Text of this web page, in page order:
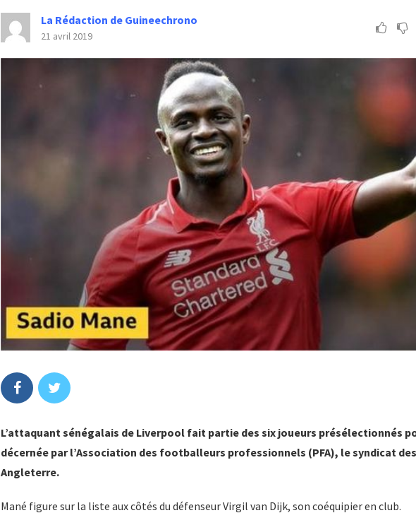
La Rédaction de Guineechrono
21 avril 2019
L’attaquant sénégalais de Liverpool fait partie des six joueurs présélectionnés
décernée par l’Association des footballeurs professionnels (PFA), le syndicat
Angleterre.
Mané figure sur la liste aux côtés du défenseur Virgil van Dijk, son coéquipier en club.